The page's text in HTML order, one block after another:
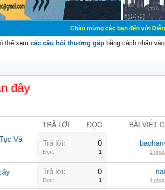
Chào mừng các bạn đến với Diễn đàn Cơ
thể xem các câu hỏi thường gặp bằng cách nhấn
đây
TRẢ LỜI ĐỌC BÀI VIẾT
Và
Trả lời: 0
Đọc: 1 1
Trả lời: 0
Đọc: 1 4